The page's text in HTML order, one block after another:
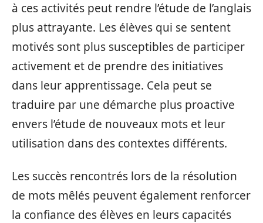
à ces activités peut rendre l’étude de l’anglais
plus attrayante. Les élèves qui se sentent
motivés sont plus susceptibles de participer
activement et de prendre des initiatives
dans leur apprentissage. Cela peut se
traduire par une démarche plus proactive
envers l’étude de nouveaux mots et leur
utilisation dans des contextes différents.
Les succès rencontrés lors de la résolution
de mots mêlés peuvent également renforcer
la confiance des élèves en leurs capacités